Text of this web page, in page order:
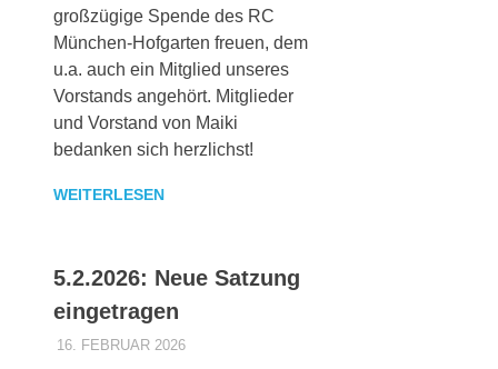
großzügige Spende des RC
München-Hofgarten freuen, dem
u.a. auch ein Mitglied unseres
Vorstands angehört. Mitglieder
und Vorstand von Maiki
bedanken sich herzlichst!
WEITERLESEN
5.2.2026: Neue Satzung
eingetragen
16. FEBRUAR 2026MAIKI_ADMIN
ALLGEMEINES